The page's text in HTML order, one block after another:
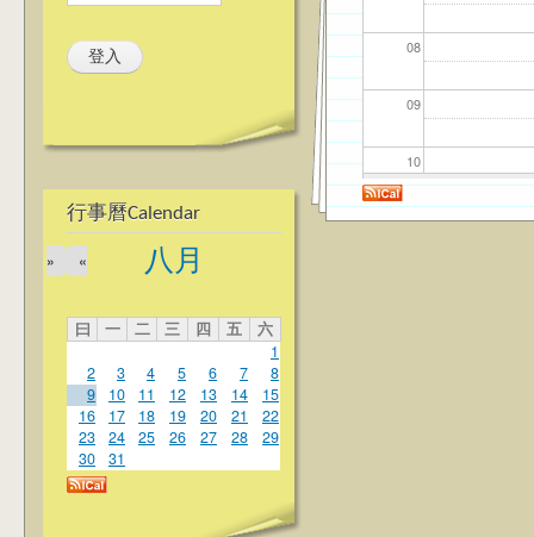
行事曆Calendar
八月
«
»
曰 一 二 三 四 五
六
1
2
3 4 5 6 7
8
9
10 11 12 13 14
15
16
17 18 19 20 21
22
23
24 25 26 27 28
29
30
31
08
09
10
11